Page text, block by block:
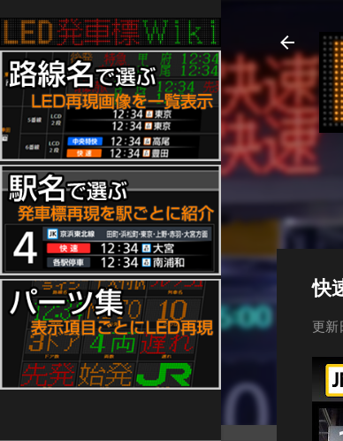
快
更新